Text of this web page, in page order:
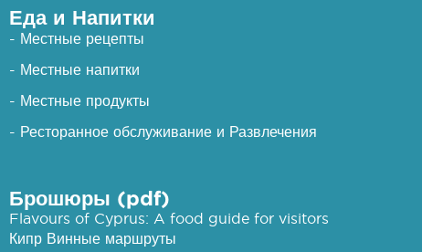
Еда и Напитки
- Местные рецепты
- Местные напитки
- Местные продукты
- Ресторанное обслуживание и Развлечения
Брошюры (pdf)
Flavours of Cyprus: A food guide for visitors
Кипр Винные маршруты